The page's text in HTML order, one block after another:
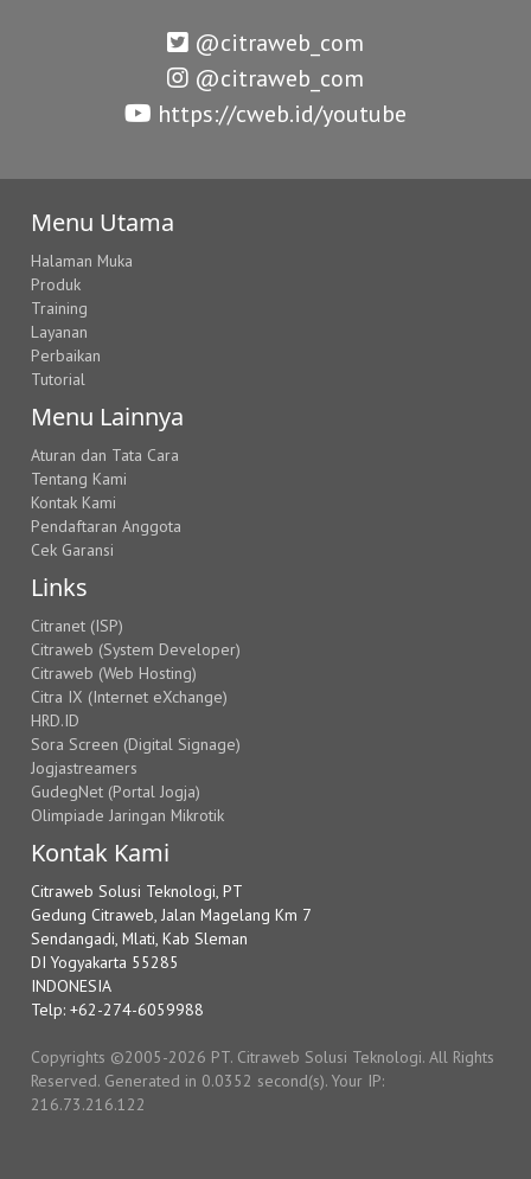
@citraweb_com
@citraweb_com
https://cweb.id/youtube
Menu Utama
Halaman Muka
Produk
Training
Layanan
Perbaikan
Tutorial
Menu Lainnya
Aturan dan Tata Cara
Tentang Kami
Kontak Kami
Pendaftaran Anggota
Cek Garansi
Links
Citranet (ISP)
Citraweb (System Developer)
Citraweb (Web Hosting)
Citra IX (Internet eXchange)
HRD.ID
Sora Screen (Digital Signage)
Jogjastreamers
GudegNet (Portal Jogja)
Olimpiade Jaringan Mikrotik
Kontak Kami
Citraweb Solusi Teknologi, PT
Gedung Citraweb, Jalan Magelang Km 7
Sendangadi, Mlati, Kab Sleman
DI Yogyakarta 55285
INDONESIA
Telp: +62-274-6059988
Copyrights ©2005-2026 PT. Citraweb Solusi Teknologi. All Rights
Reserved. Generated in 0.0352 second(s). Your IP:
216.73.216.122